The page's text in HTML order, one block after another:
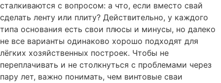
сталкиваются с вопросом: а что, если вместо свай
сделать ленту или плиту? Действительно, у каждого
типа основания есть свои плюсы и минусы, но далеко
не все варианты одинаково хорошо подходят для
лёгких хозяйственных построек. Чтобы не
переплачивать и не столкнуться с проблемами через
пару лет, важно понимать, чем винтовые сваи